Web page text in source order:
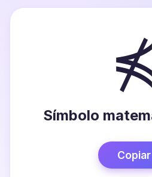
⋠
Símbolo
Copiar